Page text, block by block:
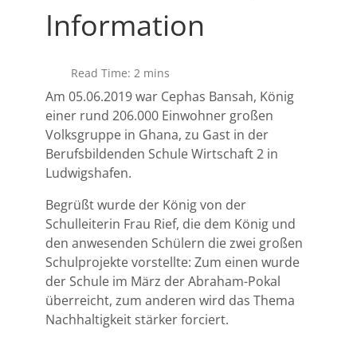
Information
Read Time: 2 mins
Am 05.06.2019 war Cephas Bansah, König
einer rund 206.000 Einwohner großen
Volksgruppe in Ghana, zu Gast in der
Berufsbildenden Schule Wirtschaft 2 in
Ludwigshafen.
Begrüßt wurde der König von der
Schulleiterin Frau Rief, die dem König und
den anwesenden Schülern die zwei großen
Schulprojekte vorstellte: Zum einen wurde
der Schule im März der Abraham-Pokal
überreicht, zum anderen wird das Thema
Nachhaltigkeit stärker forciert.